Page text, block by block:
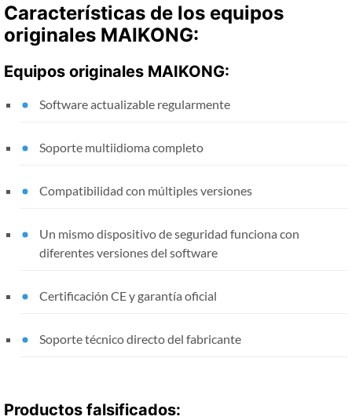
Características de los equipos
originales MAIKONG:
Equipos originales MAIKONG:
Software actualizable regularmente
Soporte multiidioma completo
Compatibilidad con múltiples versiones
Un mismo dispositivo de seguridad funciona con
diferentes versiones del software
Certificación CE y garantía oficial
Soporte técnico directo del fabricante
Productos falsificados: